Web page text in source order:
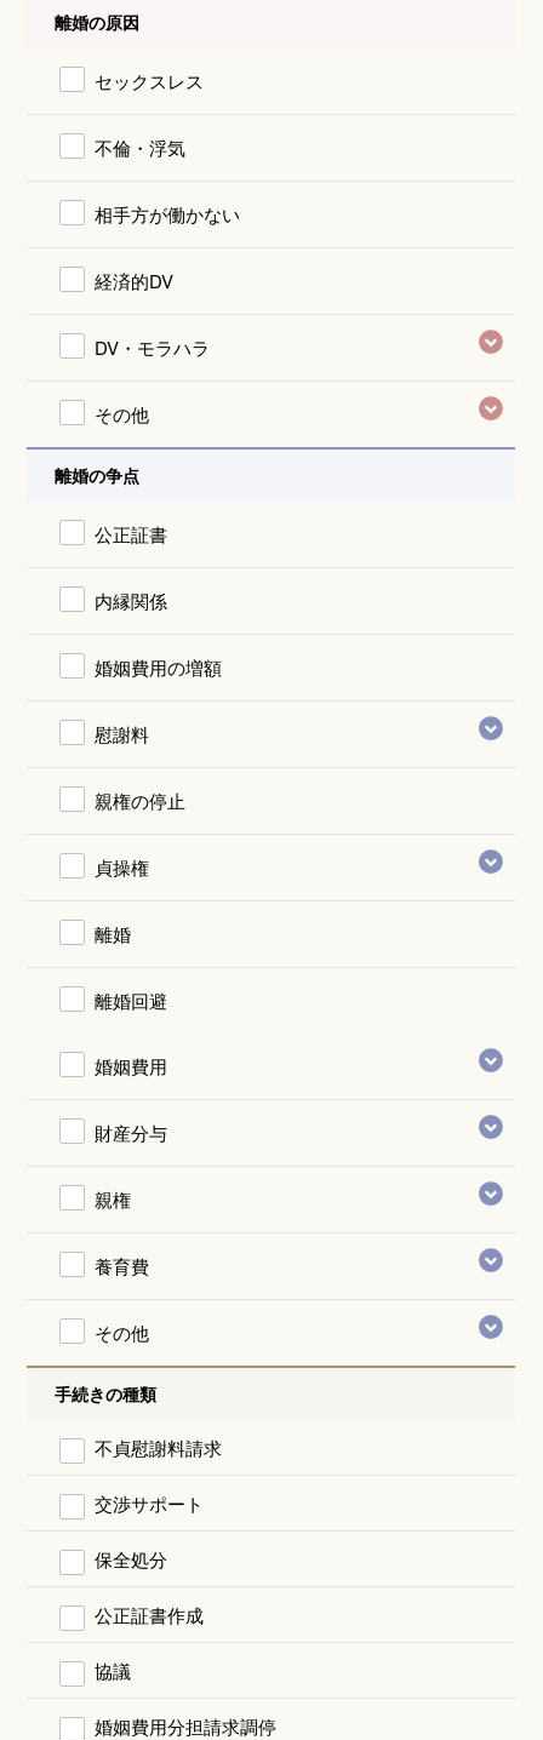
離婚の原因
セックスレス
不倫・浮気
相手方が働かない
経済的DV
DV・モラハラ
その他
離婚の争点
公正証書
内縁関係
婚姻費用の増額
慰謝料
親権の停止
貞操権
離婚
離婚回避
婚姻費用
財産分与
親権
養育費
その他
手続きの種類
不貞慰謝料請求
交渉サポート
保全処分
公正証書作成
協議
婚姻費用分担請求調停